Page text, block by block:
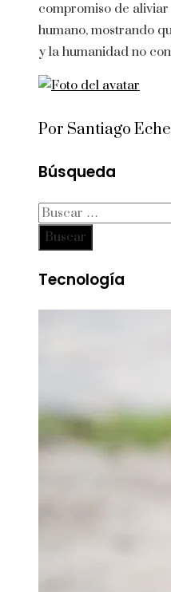
compromiso de
humano, mostrando
y la humanidad no
Por Santiago
Búsqueda
Buscar:
Tecnología